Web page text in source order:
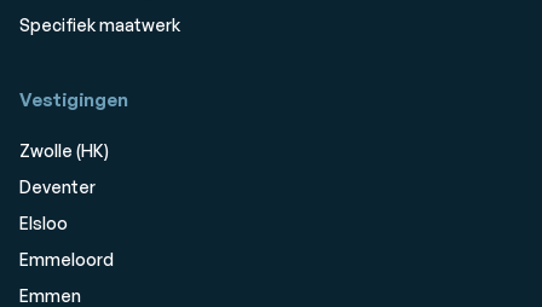
Specifiek maatwerk
Vestigingen
Zwolle (HK)
Deventer
Elsloo
Emmeloord
Emmen